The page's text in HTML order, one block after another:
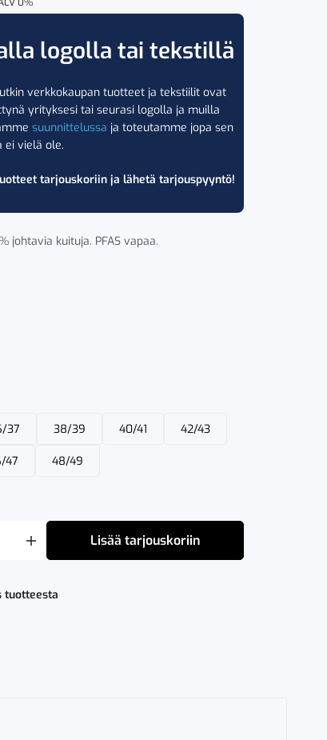
logolla tai tekstillä
verkkokaupan tuotteet ja tekstiilit ovat
yrityksesi tai seurasi logolla ja muilla
suunnittelussa ja toteutamme jopa sen
ei vielä ole.
tarjouskoriin ja lähetä tarjouspyyntö!
johtavia kuituja. PFAS vapaa.
37 38/39 40/41 42/43
47 48/49
Lisää tarjouskoriin
tuotteesta